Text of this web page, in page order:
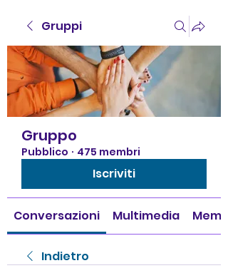
Gruppi
Gruppo
Pubblico · 475 membri
Iscriviti
Conversazioni Multimedia
Indietro